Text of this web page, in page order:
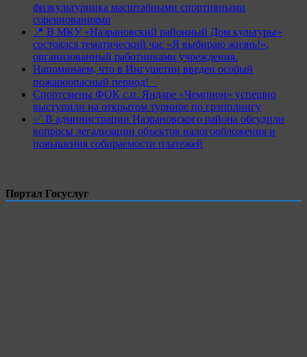
физкультурника масштабными спортивными
соревнованиями
📍 В МКУ «Назрановский районный Дом культуры»
состоялся тематический час «Я выбираю жизнь!»,
организованный работниками учреждения.
Напоминаем, что в Ингушетии введен особый
пожароопасный период!⁣⁣⠀
Спортсмены ФОК с.п. Яндаре «Чемпион» успешно
выступили на открытом турнире по грэпплингу
✅ В администрации Назрановского района обсудили
вопросы легализации объектов налогообложения и
повышения собираемости платежей
Портал Госуслуг